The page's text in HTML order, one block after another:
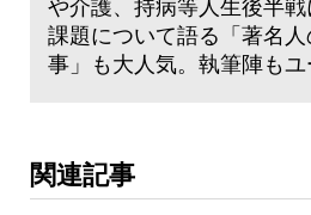
や介護、持病等人生後半
課題について語る「著名
事」も大人気。執筆陣もユ
関連記事